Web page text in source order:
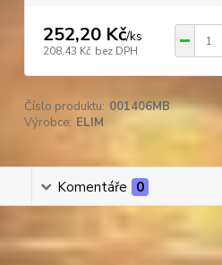
252,20 Kč/ks
208,43 Kč bez DPH
Číslo produktu: 001406MB
Výrobce: ELIM
Komentáře 0